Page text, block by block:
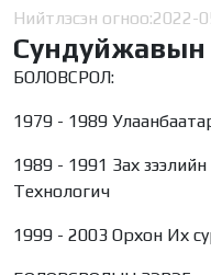
Нийтлэсэн огноо:2022-
БОЛОВСРОЛ:
1979 - 1989
1989 - 1991 Зах
Технологич
1999 - 2003 Орхон Их